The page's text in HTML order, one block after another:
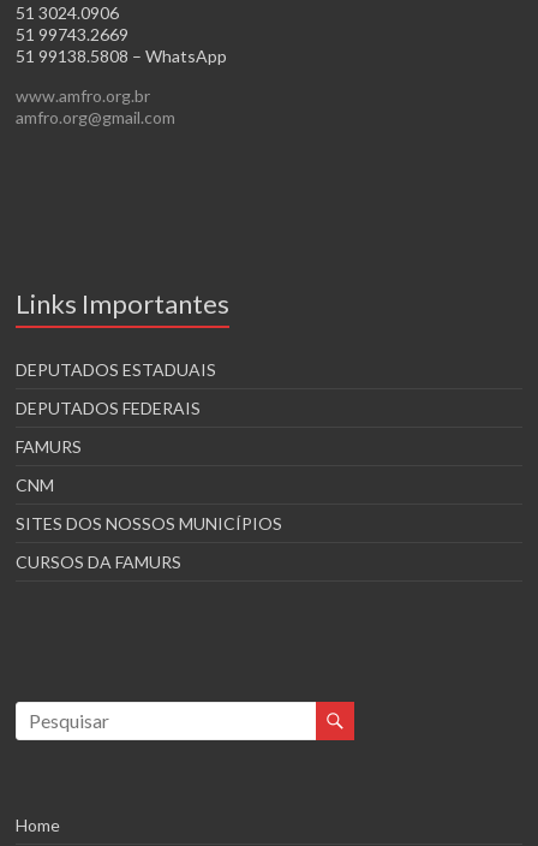
51 3024.0906
51 99743.2669
51 99138.5808 – WhatsApp
www.amfro.org.br
amfro.org@gmail.com
Links Importantes
DEPUTADOS ESTADUAIS
DEPUTADOS FEDERAIS
FAMURS
CNM
SITES DOS NOSSOS MUNICÍPIOS
CURSOS DA FAMURS
Home